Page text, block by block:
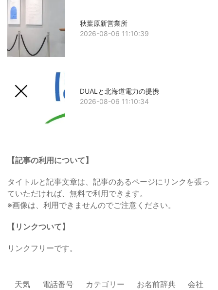
秋葉原新営業所
2026-08-06 11:10:39
DUALと北海道電力の提携
2026-08-06 11:10:34
【記事の利用について】
タイトルと記事文章は、記事のあるページにリンクを張っ
ていただければ、無料で利用できます。
※画像は、利用できませんのでご注意ください。
【リンクついて】
リンクフリーです。
天気 電話番号 カテゴリー お名前辞典 会社